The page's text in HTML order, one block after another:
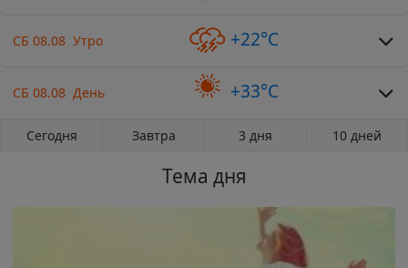
СБ 08.08 Утро +22°C
СБ 08.08 День +33°C
Сегодня Завтра 3 дня 10 дней
Тема дня